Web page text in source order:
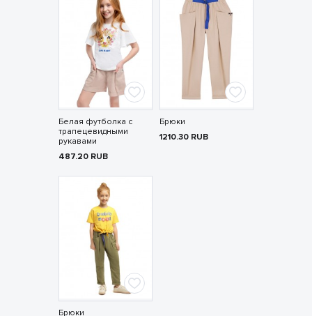
Белая футболка с
трапецевидными
рукавами
487.20 RUB
Брюки
1210.30 RUB
Брюки